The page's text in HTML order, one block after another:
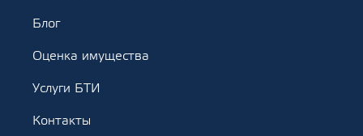
Блог
Оценка имущества
Услуги БТИ
Контакты